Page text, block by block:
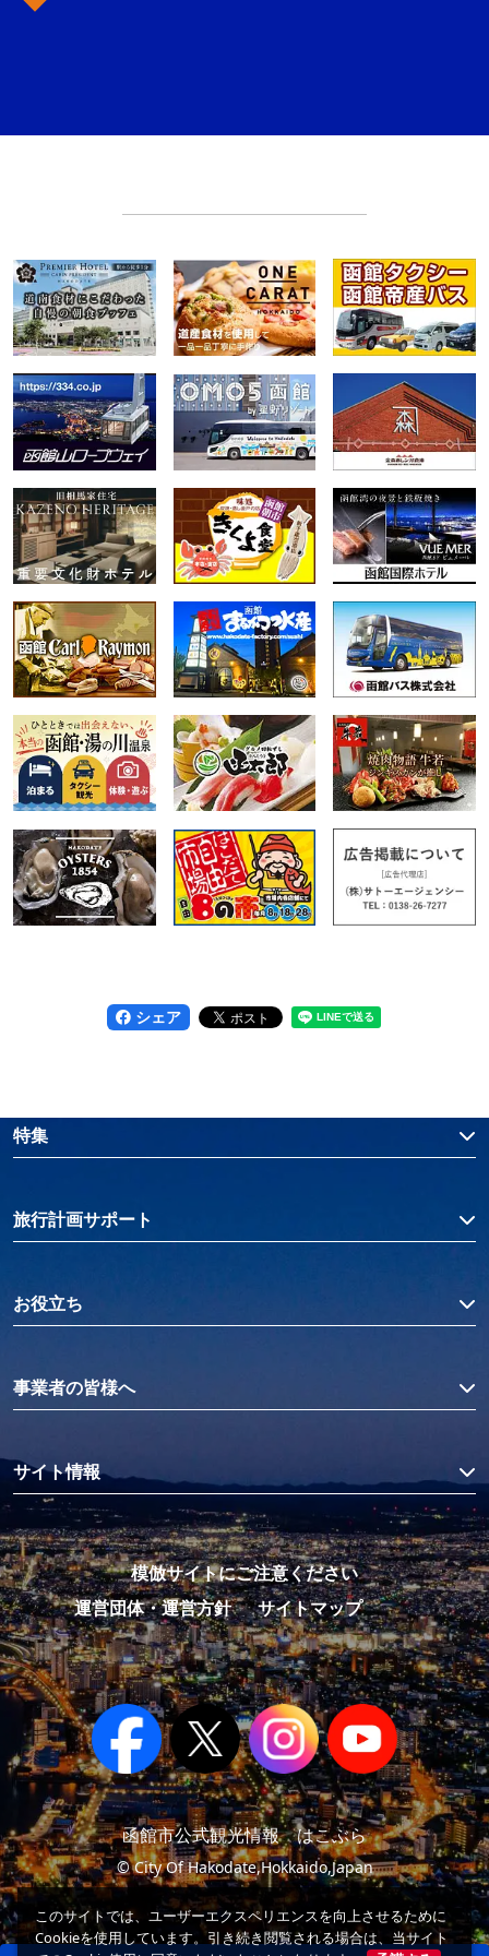
シェア
特集
旅行計画サポート
お役立ち
事業者の皆様へ
サイト情報
模倣サイトにご注意ください
運営団体・運営方針
サイトマップ
函館市公式観光情報 はこぶら
© City Of Hakodate,Hokkaido,Japan
このサイトでは、ユーザーエクスペリエンスを向上させるために
Cookieを使用しています。引き続き閲覧される場合は、当サイト